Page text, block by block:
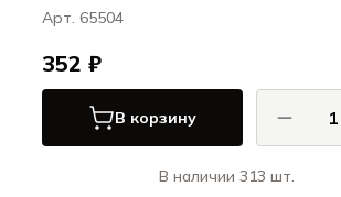
Арт. 65504
352 ₽
В корзину
В наличии 313 шт.